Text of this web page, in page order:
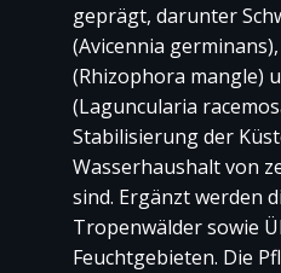
geprägt, darunter
(Avicennia
(Rhizophora mangle)
(Laguncularia
Stabilisierung der
Wasserhaushalt von
sind. Ergänzt werden
Tropenwälder sowie
Feuchtgebieten. Die